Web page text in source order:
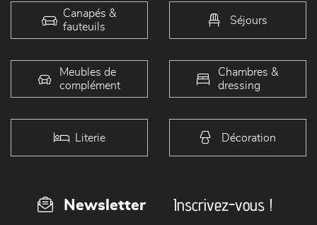
Canapés &
fauteuils
Séjours
Meubles de
complément
Chambres &
dressing
Literie Décoration
Newsletter Inscrivez-vous !